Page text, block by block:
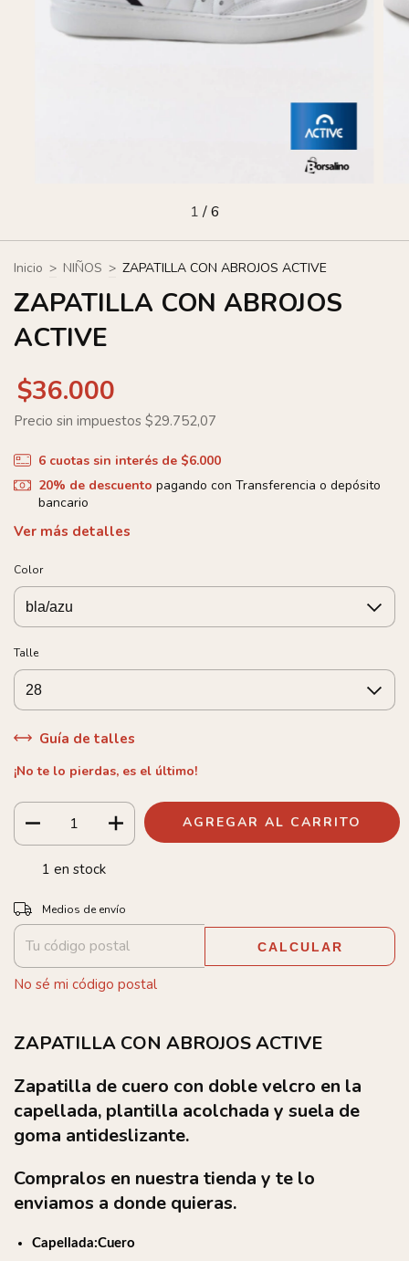
1/6
Inicio > NIÑOS > ZAPATILLA CON ABROJOS ACTIVE
ZAPATILLA CON ABROJOS
ACTIVE
$36.000
Precio sin impuestos $29.752,07
6 cuotas sin interés de $6.000
20% de descuento pagando con Transferencia o depósito
bancario
Ver más detalles
Color
Talle
Guía de talles
¡No te lo pierdas, es el último!
1 en stock
Entregas para el CP:
Medios de envío
CALCULAR
No sé mi código postal
ZAPATILLA CON ABROJOS ACTIVE
Zapatilla de cuero con doble velcro en la
capellada, plantilla acolchada y suela de
goma antideslizante.
Compralos en nuestra tienda y te lo
enviamos a donde quieras.
Capellada:Cuero